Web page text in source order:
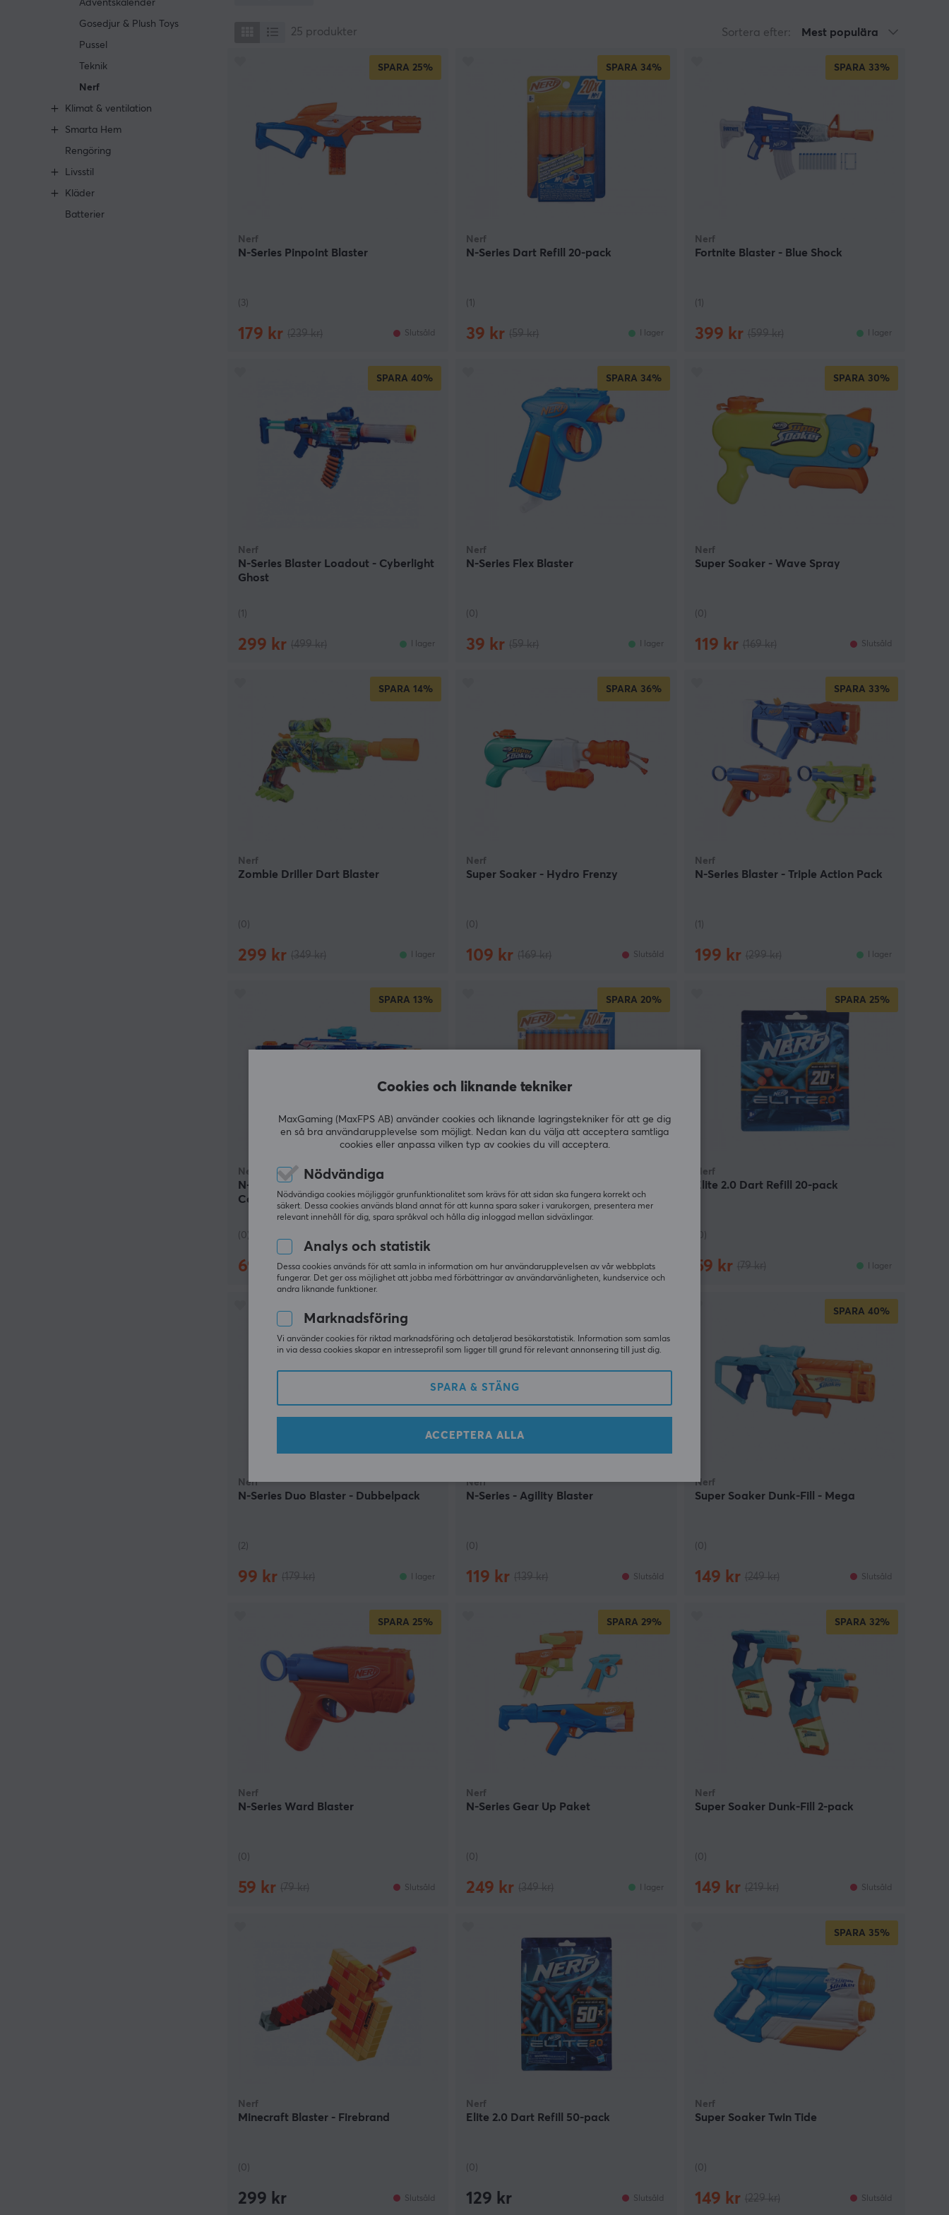
Adventskalender
Gosedjur & Plush Toys
Pussel
Teknik
Nerf
Klimat & ventilation
Smarta Hem
Rengöring
Livsstil
Kläder
Batterier
25 produkter Sortera efter: Mest populära
SPARA 25%
Nerf
N-Series Pinpoint Blaster
(3)
179 kr Slutsåld
SPARA 34%
Nerf
N-Series Dart Refill 20-pack
(1)
39 kr I lager
SPARA 33%
Nerf
Fortnite Blaster - Blue Shock
(1)
399 kr I lager
SPARA 40%
Nerf
N-Series Blaster Loadout - Cyberlight
Ghost
(1)
299 kr I lager
SPARA 34%
Nerf
N-Series Flex Blaster
(0)
39 kr I lager
SPARA 30%
Nerf
Super Soaker - Wave Spray
(0)
119 kr Slutsåld
SPARA 14%
Nerf
Zombie Driller Dart Blaster
(0)
299 kr I lager
SPARA 36%
Nerf
Super Soaker - Hydro Frenzy
(0)
109 kr Slutsåld
SPARA 33%
Nerf
N-Series Blaster - Triple Action Pack
(1)
199 kr I lager
SPARA 13%
Nerf
N-Series Blaster Loadout - Galactic
Commander
(0)
699 kr (799 kr) Slutsåld
SPARA 20%
79 kr (99 kr) Slutsåld
SPARA 25%
Nerf
Elite 2.0 Dart Refill 20-pack
(0)
59 kr I lager
SPARA
Nerf
N-Series Duo Blaster - Dubbelpack
(2)
99 kr I lager
Nerf
N-Series - Agility Blaster
(0)
119 kr Slutsåld
SPARA 40%
Nerf
Super Soaker Dunk-Fill - Mega
(0)
149 kr Slutsåld
SPARA 25%
Nerf
N-Series Ward Blaster
(0)
59 kr Slutsåld
SPARA 29%
Nerf
N-Series Gear Up Paket
(0)
249 kr I lager
SPARA 32%
Nerf
Super Soaker Dunk-Fill 2-pack
(0)
149 kr Slutsåld
Nerf
Minecraft Blaster - Firebrand
(0)
299 kr Slutsåld
Nerf
Elite 2.0 Dart Refill 50-pack
(0)
129 kr Slutsåld
SPARA 35%
Nerf
Super Soaker Twin Tide
(0)
149 kr Slutsåld
Cookies och liknande tekniker
MaxGaming (MaxFPS AB) använder cookies och liknande lagringstekniker för att ge dig
en så bra användarupplevelse som möjligt. Nedan kan du välja att acceptera samtliga
cookies eller anpassa vilken typ av cookies du vill acceptera.
Nödvändiga
Nödvändiga cookies möjliggör grunfunktionalitet som krävs för att sidan ska fungera korrekt och
säkert. Dessa cookies används bland annat för att kunna spara saker i varukorgen, presentera mer
relevant innehåll för dig, spara språkval och hålla dig inloggad mellan sidväxlingar.
Analys och statistik
Dessa cookies används för att samla in information om hur användarupplevelsen av vår webbplats
fungerar. Det ger oss möjlighet att jobba med förbättringar av användarvänligheten, kundservice och
andra liknande funktioner.
Marknadsföring
Vi använder cookies för riktad marknadsföring och detaljerad besökarstatistik. Information som samlas
in via dessa cookies skapar en intresseprofil som ligger till grund för relevant annonsering till just dig.
SPARA & STÄNG
ACCEPTERA ALLA